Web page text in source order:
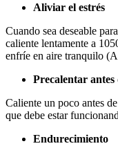
Aliviar el estrés
Cuando sea deseable
caliente lentamente a
enfríe en aire tranquilo
Precalentar
Caliente un poco antes
que debe estar
Endurecimiento